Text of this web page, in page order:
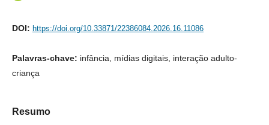
DOI: https://doi.org/10.33871/22386084.2026.16.11086
Palavras-chave: infância, mídias digitais, interação adulto-
criança
Resumo